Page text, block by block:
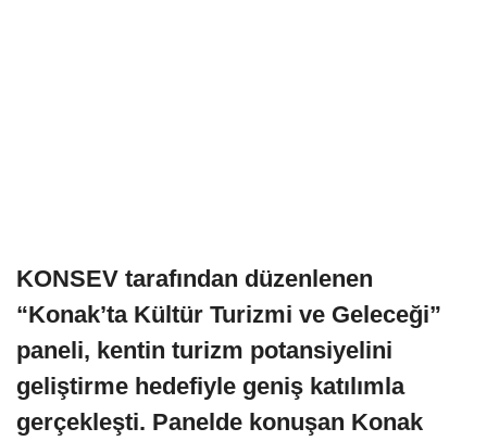
KONSEV tarafından düzenlenen
“Konak’ta Kültür Turizmi ve Geleceği”
paneli, kentin turizm potansiyelini
geliştirme hedefiyle geniş katılımla
gerçekleşti. Panelde konuşan Konak